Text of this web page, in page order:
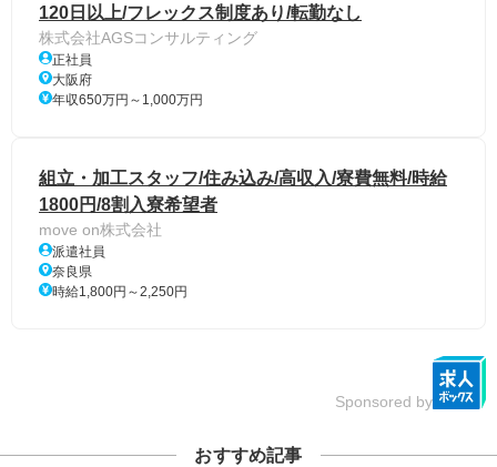
120日以上/フレックス制度あり/転勤なし
株式会社AGSコンサルティング
正社員
大阪府
年収650万円～1,000万円
組立・加工スタッフ/住み込み/高収入/寮費無料/時給
1800円/8割入寮希望者
move on株式会社
派遣社員
奈良県
時給1,800円～2,250円
Sponsored by
おすすめ記事